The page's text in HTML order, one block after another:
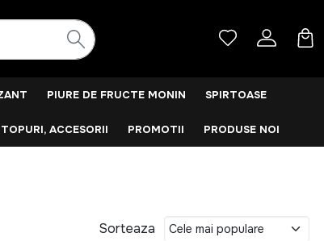
PIURE DE FRUCTE MONIN SPIRTOASE
ACCESORII PROMOTII PRODUSE NOI
Sorteaza